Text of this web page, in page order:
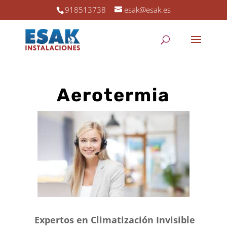
918513738 esak@esak.es
Aerotermia
Expertos en Climatización Invisible